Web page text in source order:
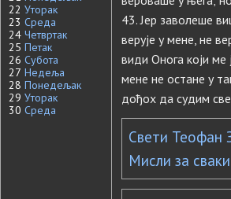
22 Уторак
23 Среда
24 Четвртак
25 Петак
26 Субота
27 Недеља
28 Понедељак
29 Уторак
30 Среда
43. Јер заволеше
верује у мене, не
види Онога који ме
мене не остане у
дођох да судим
Свети Теофан
Мисли за